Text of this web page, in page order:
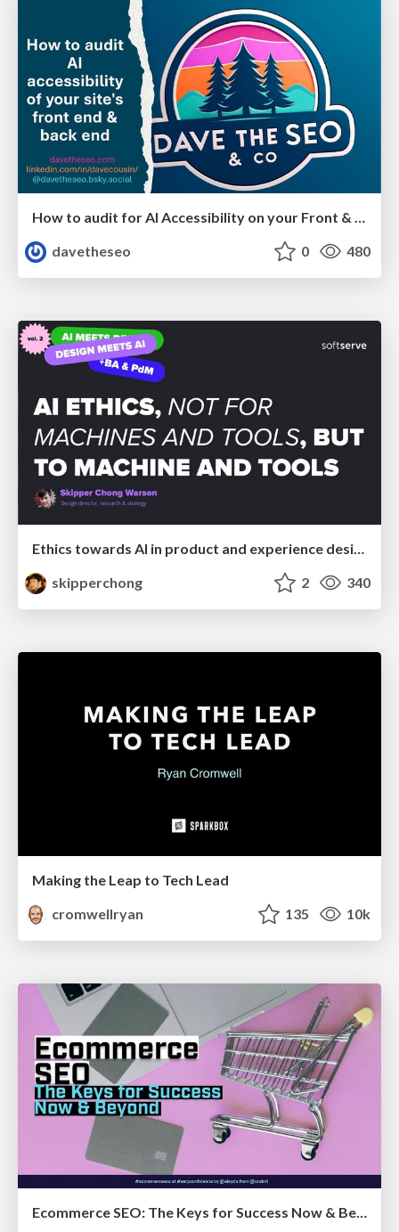
davetheseo
0 480
Ethics towards AI in product and experience design
skipperchong
2 340
Making the Leap to Tech Lead
cromwellryan
135 10k
Ecommerce SEO: The Keys for Success Now & Beyond - #SERPConf2024